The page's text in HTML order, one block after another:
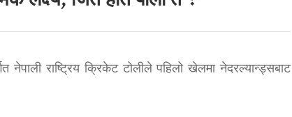
नेपाली राष्ट्रिय क्रिकेट टोलीले पहिलो खेलमा नेदरल्यान्ड्सबाट